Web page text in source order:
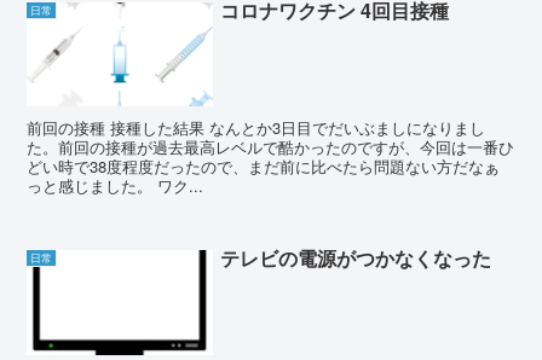
日常 コロナワクチン 4回目接種
前回の接種 接種した結果 なんとか3日目でだいぶましになりまし
た。前回の接種が過去最高レベルで酷かったのですが、今回は一番ひ
どい時で38度程度だったので、まだ前に比べたら問題ない方だなぁ
っと感じました。 ワク...
日常 テレビの電源がつかなくなった